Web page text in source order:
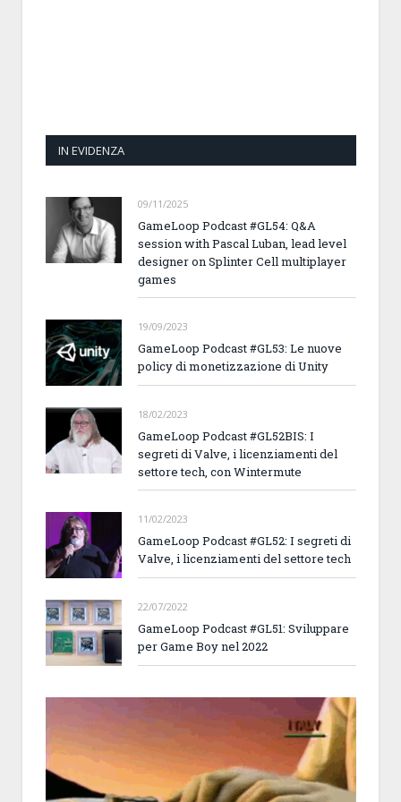
IN EVIDENZA
09/11/2025
GameLoop Podcast #GL54: Q&A
session with Pascal Luban, lead level
designer on Splinter Cell multiplayer
games
19/09/2023
GameLoop Podcast #GL53: Le nuove
policy di monetizzazione di Unity
18/02/2023
GameLoop Podcast #GL52BIS: I
segreti di Valve, i licenziamenti del
settore tech, con Wintermute
11/02/2023
GameLoop Podcast #GL52: I segreti di
Valve, i licenziamenti del settore tech
22/07/2022
GameLoop Podcast #GL51: Sviluppare
per Game Boy nel 2022